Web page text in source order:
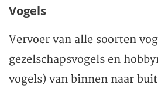
Vogels
Vervoer van alle soorten
gezelschapsvogels en
vogels) van binnen naar